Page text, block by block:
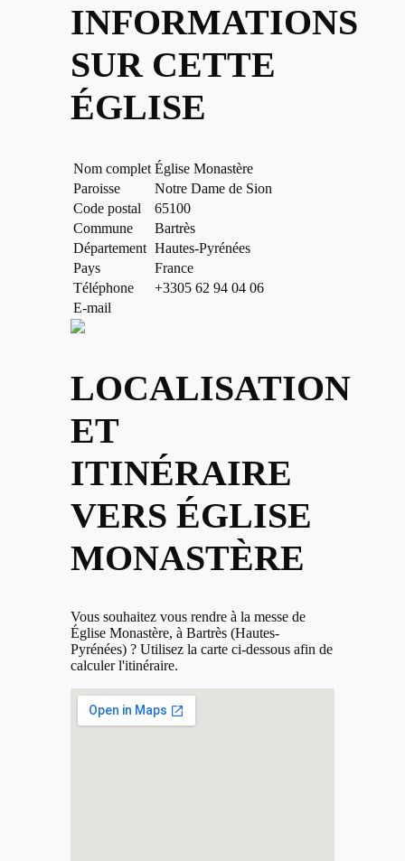
INFORMATIONS
SUR CETTE
ÉGLISE
Nom complet Église Monastère
Paroisse
Notre Dame de Sion
Code postal
65100
Commune
Bartrès
Département Hautes-Pyrénées
Pays
France
Téléphone
+3305 62 94 04 06
E-mail
LOCALISATION
ET
ITINÉRAIRE
VERS ÉGLISE
MONASTÈRE
Vous souhaitez vous rendre à la messe de
Église Monastère, à Bartrès (Hautes-
Pyrénées) ? Utilisez la carte ci-dessous afin de
calculer l'itinéraire.